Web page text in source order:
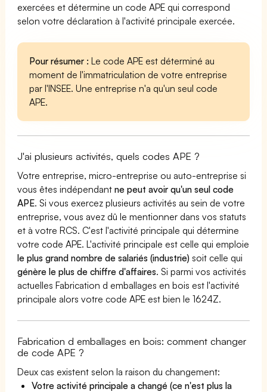
exercées et détermine un code APE qui correspond
selon votre déclaration à l'activité principale exercée.
Pour résumer : Le code APE est déterminé au
moment de l'immatriculation de votre entreprise
par l'INSEE. Une entreprise n'a qu'un seul code
APE.
J'ai plusieurs activités, quels codes APE ?
Votre entreprise, micro-entreprise ou auto-entreprise si
vous êtes indépendantne peut avoir qu'un seul code
APE. Si vous exercez plusieurs activités au sein de votre
entreprise, vous avez dû le mentionner dans vos statuts
et à votre RCS. C'est l'activité principale qui détermine
votre code APE. L'activité principale est celle qui emploie
le plus grand nombre de salariés (industrie) soit celle qui
génère le plus de chiffre d'affaires. Si parmi vos activités
actuelles Fabrication d emballages en bois est l'activité
principale alors votre code APE est bien le 1624Z.
Fabrication d emballages en bois: comment changer
de code APE ?
Deux cas existent selon la raison du changement:
Votre activité principale a changé (ce n'est plus la